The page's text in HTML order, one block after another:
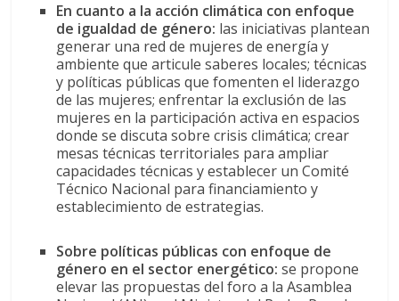
En cuanto a la acción climática con enfoque
de igualdad de género: las iniciativas plantean
generar una red de mujeres de energía y
ambiente que articule saberes locales; técnicas
y políticas públicas que fomenten el liderazgo
de las mujeres; enfrentar la exclusión de las
mujeres en la participación activa en espacios
donde se discuta sobre crisis climática; crear
mesas técnicas territoriales para ampliar
capacidades técnicas y establecer un Comité
Técnico Nacional para financiamiento y
establecimiento de estrategias.
Sobre políticas públicas con enfoque de
género en el sector energético:se propone
elevar las propuestas del foro a la Asamblea